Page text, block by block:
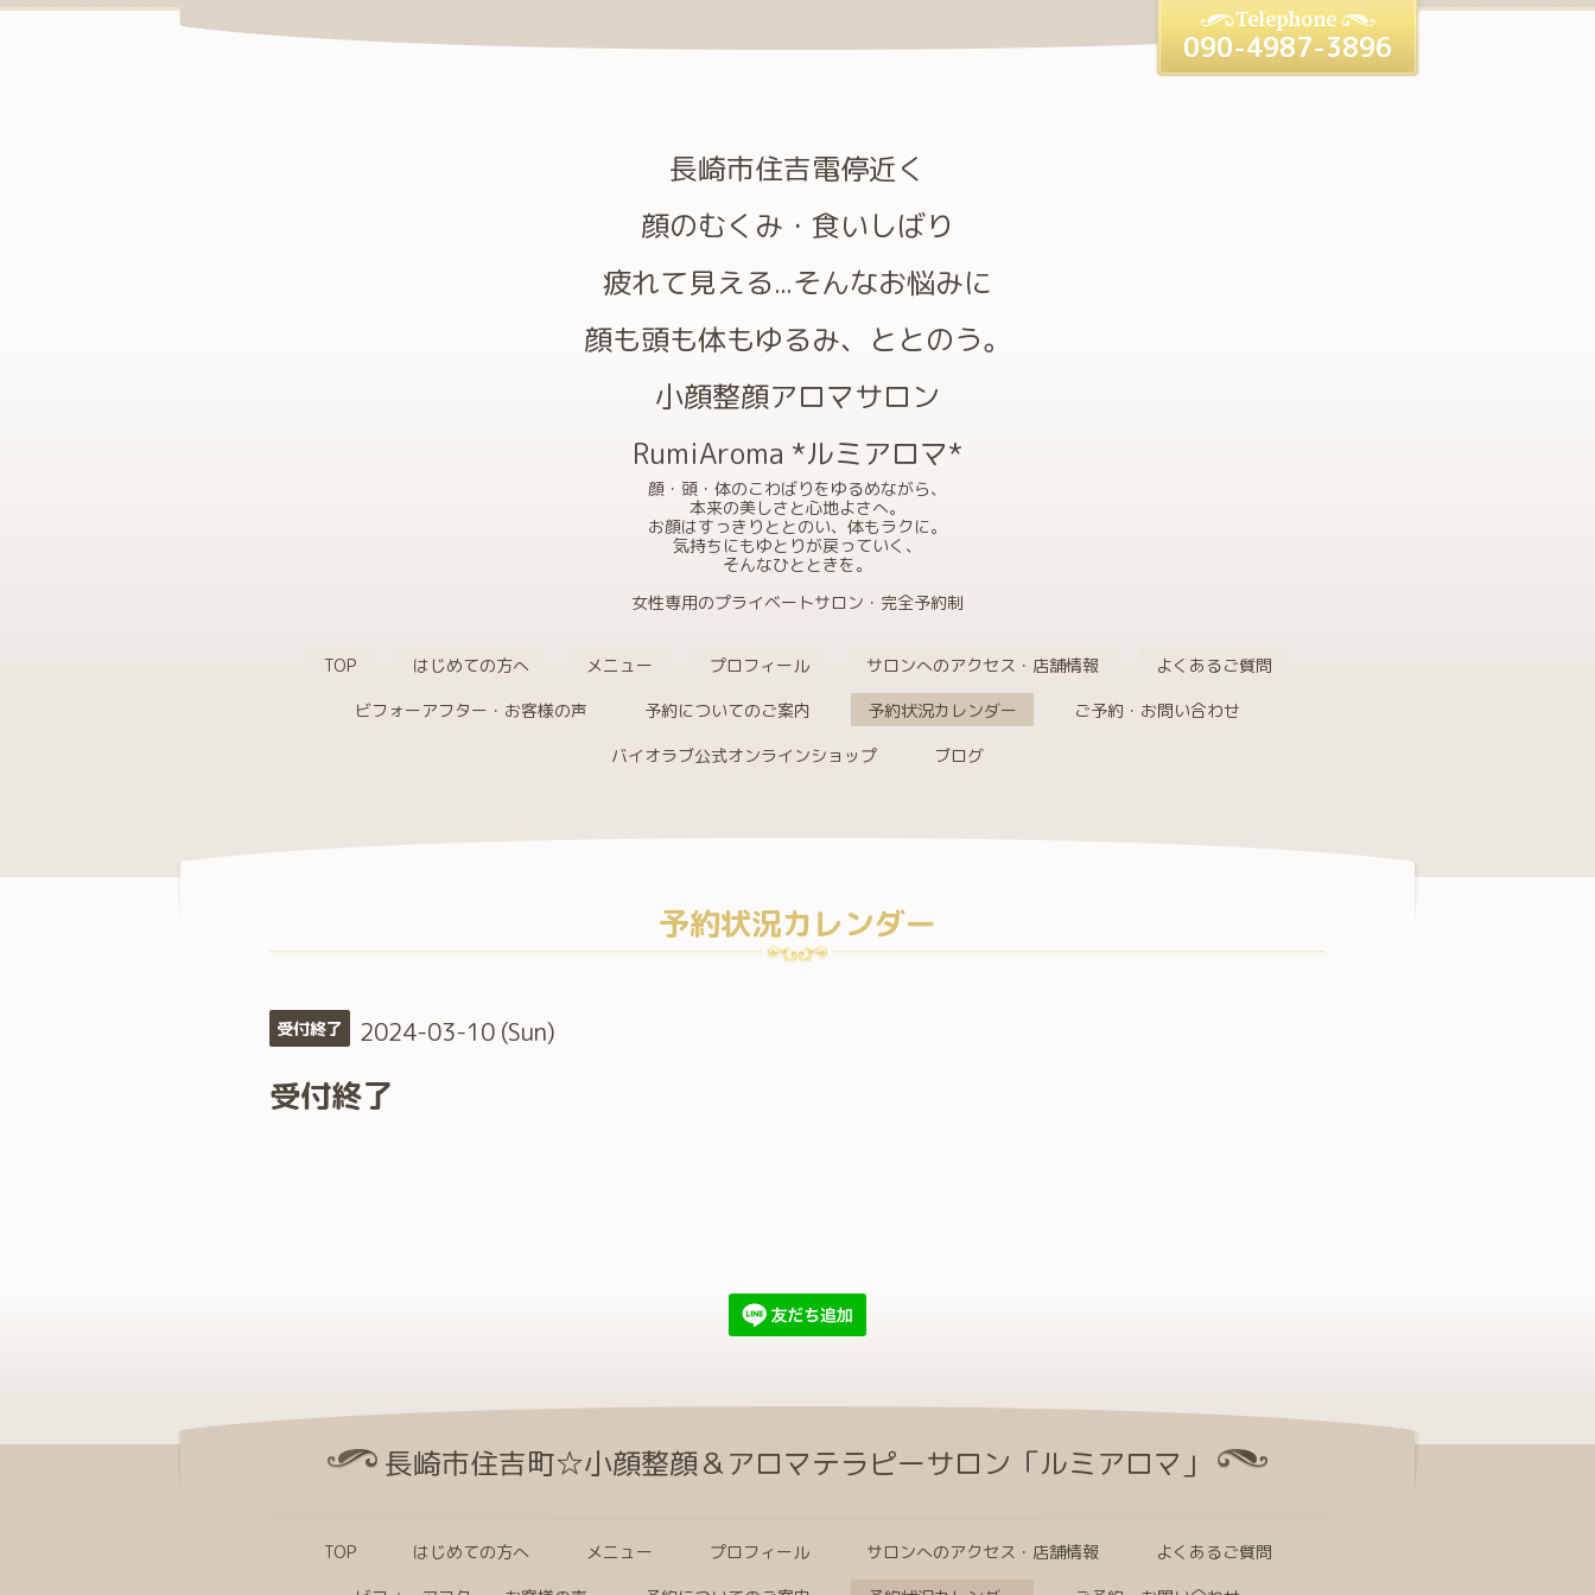
長崎市住吉電停近く
顔のむくみ・食いしばり
疲れて見える...そんなお悩みに
顔も頭も体もゆるみ、ととのう。
小顔整顔アロマサロン
RumiAroma *ルミアロマ*
顔・頭・体のこわばりをゆるめながら、
本来の美しさと心地よさへ。
お顔はすっきりととのい、体もラクに。
気持ちにもゆとりが戻っていく、
そんなひとときを。
女性専用のプライベートサロン・完全予約制
090-4987-3896
TOP はじめての方へ メニュー プロフィール サロンへのアクセス・店舗情報
よくあるご質問
ビフォーアフター・お客様の声
予約についてのご案内 予約状況カレンダー
ご予約・お問い合わせ
バイオラブ公式オンラインショップ
ブログ
予約状況カレンダー
受付終了 2024-03-10 (Sun)
受付終了
長崎市住吉町☆小顔整顔＆アロマテラピーサロン「ルミアロマ」
TOP はじめての方へ メニュー プロフィール サロンへのアクセス・店舗情報
よくあるご質問